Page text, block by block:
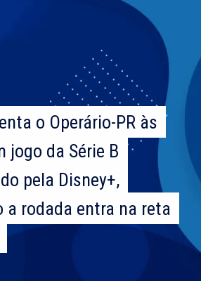
o Operário-PR às
jogo da Série B
pela Disney+,
a rodada entra na reta
o Operário-PR às
jogo da Série B
pela Disney+,
a rodada entra na reta